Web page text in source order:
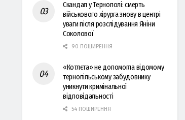
Скандал у Тернополі: смерть
військового хірурга знову в центрі
уваги після розслідування Яніни
Соколової
90 ПОШИРЕННЯ
«Котлєта» не допомогла відомому
тернопільському забудовнику
уникнути кримінальної
відповідальності
54 ПОШИРЕННЯ